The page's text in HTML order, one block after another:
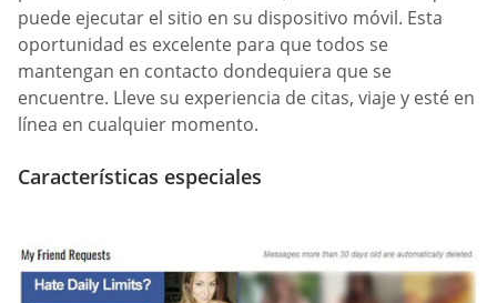
puede ejecutar el sitio en su dispositivo móvil. Esta
oportunidad es excelente para que todos se
mantengan en contacto dondequiera que se
encuentre. Lleve su experiencia de citas, viaje y esté en
línea en cualquier momento.
Características especiales